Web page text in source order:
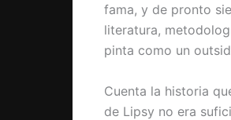
fama, y de pronto
literatura,
pinta como un
Cuenta la historia
de Lipsy no era